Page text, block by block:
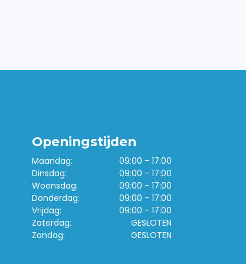
Openingstijden
Maandag:
09:00 - 17:00
Dinsdag:
09:00 - 17:00
Woensdag:
09:00 - 17:00
Donderdag:
09:00 - 17:00
Vrijdag:
09:00 - 17:00
Zaterdag:
GESLOTEN
Zondag:
GESLOTEN